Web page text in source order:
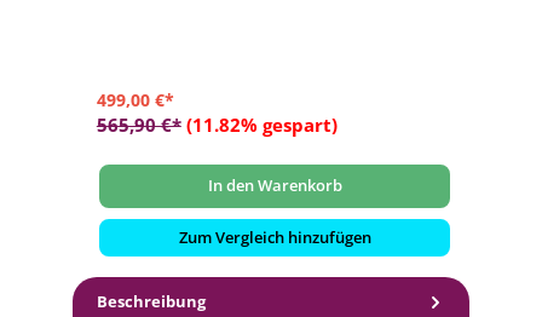
499,00 €*
565,90 €* (11.82% gespart)
In den Warenkorb
Zum Vergleich hinzufügen
Beschreibung